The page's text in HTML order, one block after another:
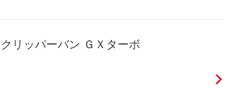
クリッパーバン ＧＸターボ